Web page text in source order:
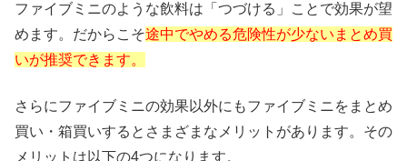
ファイブミニのような飲料は「つづける」ことで効果が望
めます。だからこそ途中でやめる危険性が少ないまとめ買
いが推奨できます。
さらにファイブミニの効果以外にもファイブミニをまとめ
買い・箱買いするとさまざまなメリットがあります。その
メリットは以下の4つになります。